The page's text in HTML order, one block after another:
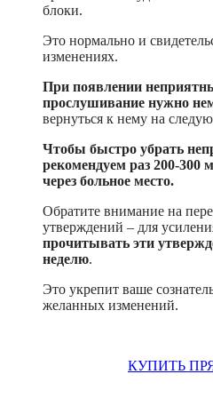
блоки.
Это нормально и
изменениях.
При появлении
прослушивание нужно
вернуться к нему на
Чтобы быстро убрать
рекомендуем раз 200-300
через больное место.
Обратите внимание на
утверждений – для
прочитывать эти
неделю.
Это укрепит ваше
желанных изменений.
КУПИТЬ